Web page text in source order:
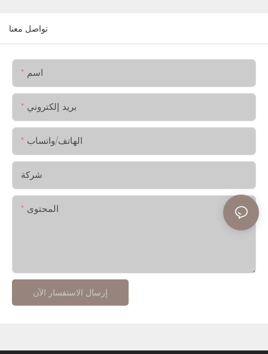
تواصل معنا
اسم
بريد إلكتروني
الهاتف/واتساب
شركة
المحتوى
إرسال الاستفسار الآن